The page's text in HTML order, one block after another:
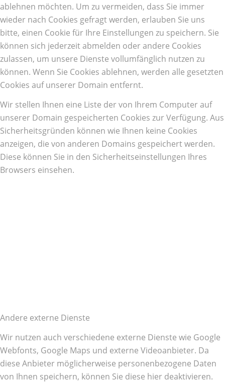
ablehnen möchten. Um zu vermeiden, dass Sie immer
wieder nach Cookies gefragt werden, erlauben Sie uns
bitte, einen Cookie für Ihre Einstellungen zu speichern. Sie
können sich jederzeit abmelden oder andere Cookies
zulassen, um unsere Dienste vollumfänglich nutzen zu
können. Wenn Sie Cookies ablehnen, werden alle gesetzten
Cookies auf unserer Domain entfernt.
Wir stellen Ihnen eine Liste der von Ihrem Computer auf
unserer Domain gespeicherten Cookies zur Verfügung. Aus
Sicherheitsgründen können wie Ihnen keine Cookies
anzeigen, die von anderen Domains gespeichert werden.
Diese können Sie in den Sicherheitseinstellungen Ihres
Browsers einsehen.
Andere externe Dienste
Wir nutzen auch verschiedene externe Dienste wie Google
Webfonts, Google Maps und externe Videoanbieter. Da
diese Anbieter möglicherweise personenbezogene Daten
von Ihnen speichern, können Sie diese hier deaktivieren.